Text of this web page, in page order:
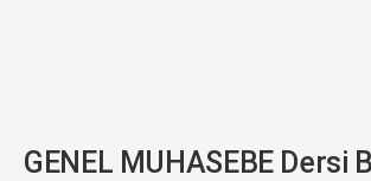
GENEL MUHASEBE Dersi